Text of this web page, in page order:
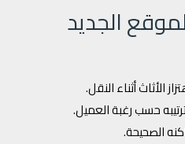
الجديد
الأثاث أثناء النقل.
حسب رغبة العميل.
الصحيحة.